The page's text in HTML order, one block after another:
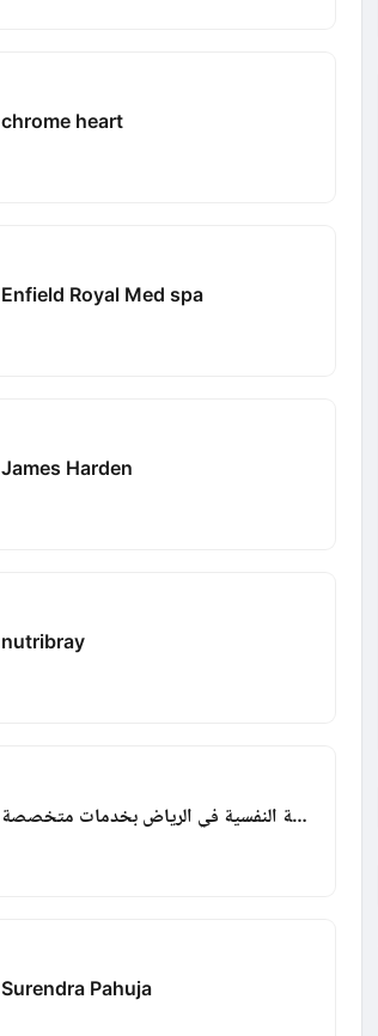
chrome heart
Enfield Royal Med spa
James Harden
nutribray
المركز للصحة النفسية في الرياض بخدمات متخصصة
Surendra Pahuja